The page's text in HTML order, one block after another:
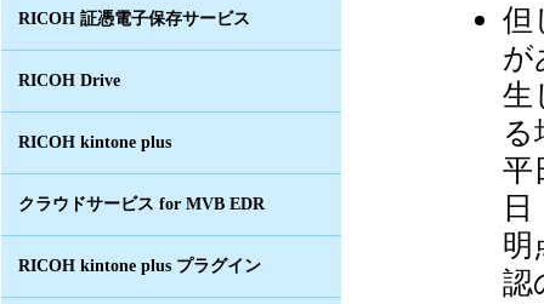
RICOH 証憑電子保存サービス
RICOH Drive
RICOH kintone plus
クラウドサービス for MVB EDR
RICOH kintone plus プラグイン
但
が
生
平
明
認